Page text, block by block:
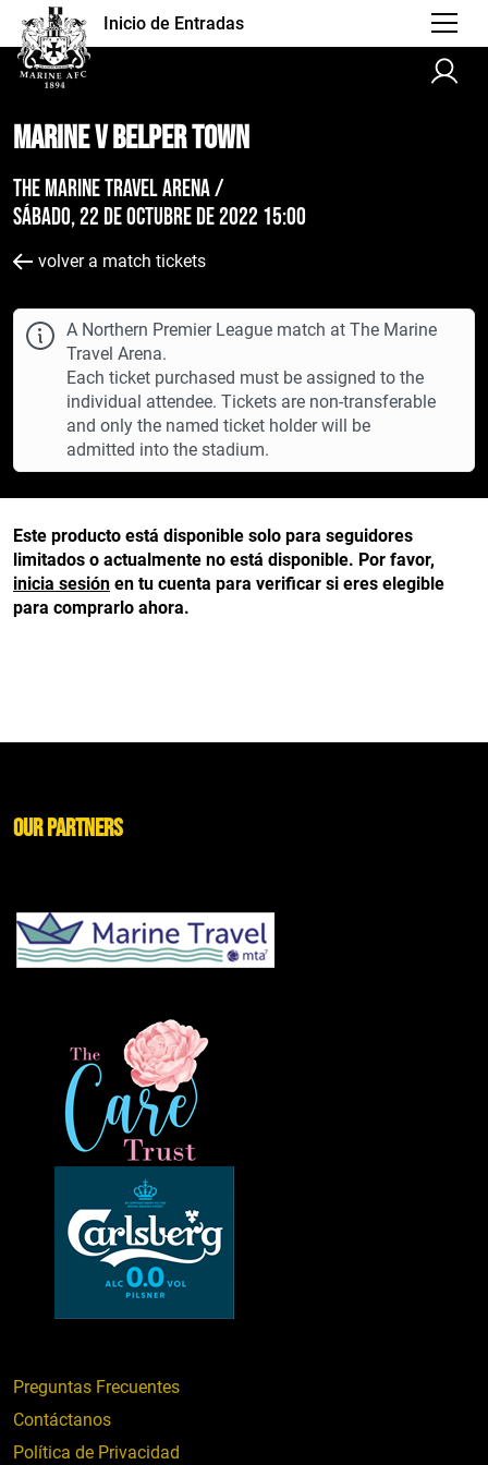
Inicio de Entradas
Marine v Belper Town
The Marine Travel Arena /
sábado, 22 de octubre de 2022 15:00
volver a match tickets
A Northern Premier League match at The Marine
Travel Arena.
Each ticket purchased must be assigned to the
individual attendee. Tickets are non-transferable
and only the named ticket holder will be
admitted into the stadium.
Este producto está disponible solo para seguidores
limitados o actualmente no está disponible. Por favor,
inicia sesión en tu cuenta para verificar si eres elegible
para comprarlo ahora.
Preguntas Frecuentes
Contáctanos
Política de Privacidad
Our Partners